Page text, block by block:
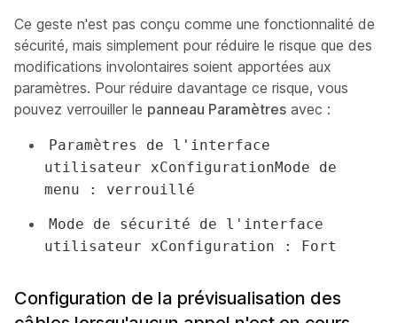
Ce geste n'est pas conçu comme une fonctionnalité de
sécurité, mais simplement pour réduire le risque que des
modifications involontaires soient apportées aux
paramètres. Pour réduire davantage ce risque, vous
pouvez verrouiller le panneau Paramètres avec :
Paramètres de l'interface
utilisateur xConfigurationMode de
menu : verrouillé
Mode de sécurité de l'interface
utilisateur xConfiguration : Fort
Configuration de la prévisualisation des